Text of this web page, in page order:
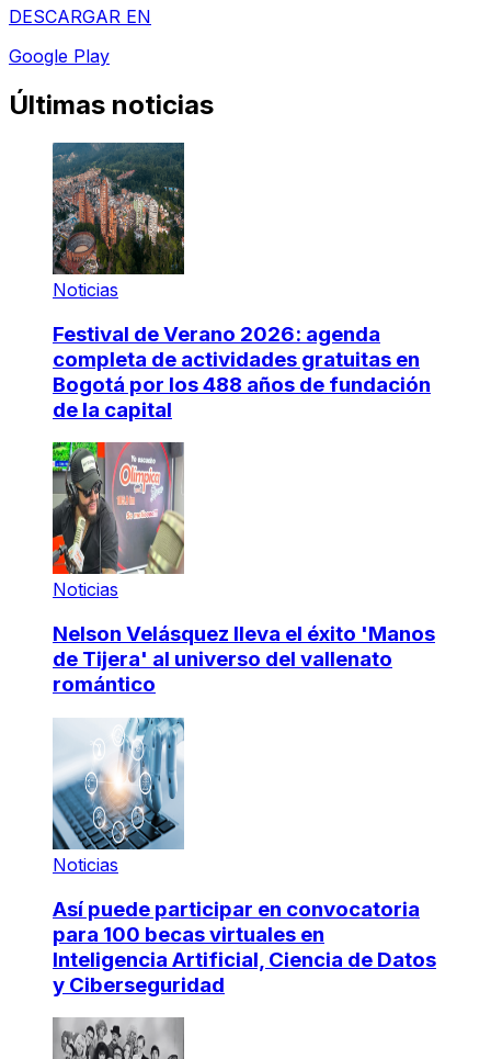
DESCARGAR EN
Google Play
Últimas noticias
Noticias
Festival de Verano 2026: agenda
completa de actividades gratuitas en
Bogotá por los 488 años de fundación
de la capital
Noticias
Nelson Velásquez lleva el éxito 'Manos
de Tijera' al universo del vallenato
romántico
Noticias
Así puede participar en convocatoria
para 100 becas virtuales en
Inteligencia Artificial, Ciencia de Datos
y Ciberseguridad